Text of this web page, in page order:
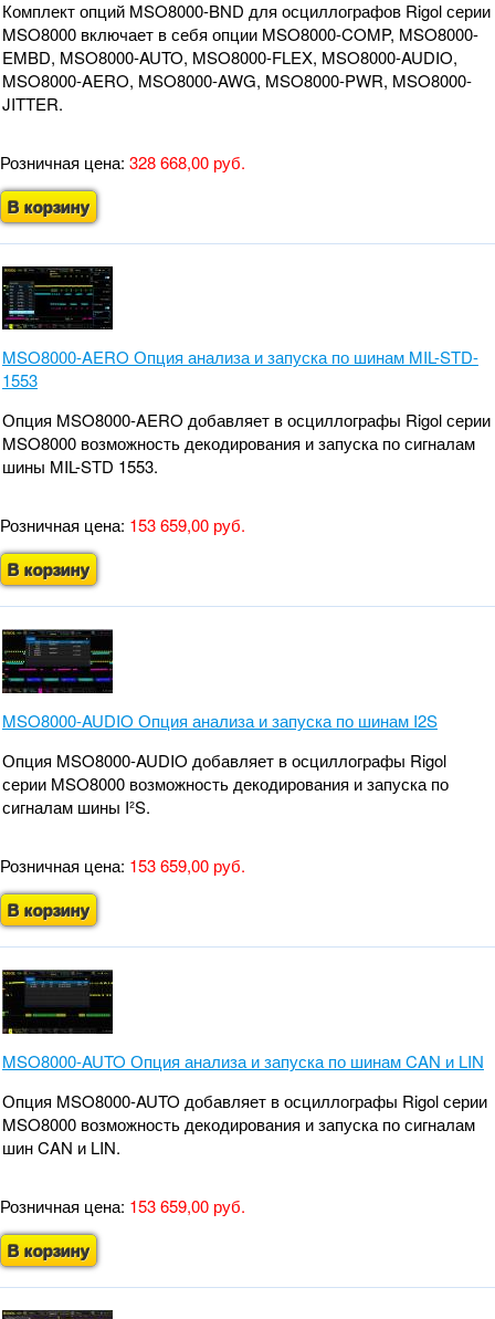
Комплект опций MSO8000-BND для осциллографов Rigol серии
MSO8000 включает в себя опции MSO8000-COMP, MSO8000-
EMBD, MSO8000-AUTO, MSO8000-FLEX, MSO8000-AUDIO,
MSO8000-AERO, MSO8000-AWG, MSO8000-PWR, MSO8000-
JITTER.
Розничная цена: 328 668,00 руб.
В корзину
MSO8000-AERO Опция анализа и запуска по шинам MIL-STD-
1553
Опция MSO8000-AERO добавляет в осциллографы Rigol серии
MSO8000 возможность декодирования и запуска по сигналам
шины MIL-STD 1553.
Розничная цена: 153 659,00 руб.
В корзину
MSO8000-AUDIO Опция анализа и запуска по шинам I2S
Опция MSO8000-AUDIO добавляет в осциллографы Rigol
серии MSO8000 возможность декодирования и запуска по
сигналам шины I²S.
Розничная цена: 153 659,00 руб.
В корзину
MSO8000-AUTO Опция анализа и запуска по шинам CAN и LIN
Опция MSO8000-AUTO добавляет в осциллографы Rigol серии
MSO8000 возможность декодирования и запуска по сигналам
шин CAN и LIN.
Розничная цена: 153 659,00 руб.
В корзину